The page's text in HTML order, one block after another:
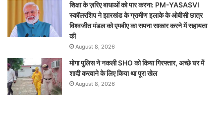
शिक्षा के ज़रिए बाधाओं को पार करना: PM-YASASVI
स्कॉलरशिप ने झारखंड के ग्रामीण इलाके के ओबीसी छात्र
विश्वजीत मंडल को एमबीए का सपना साकार करने में सहायता
की
August 8, 2026
मोगा पुलिस ने नकली SHO को किया गिरफ्तार, अच्छे घर में
शादी करवाने के लिए किया था पूरा खेल
August 8, 2026